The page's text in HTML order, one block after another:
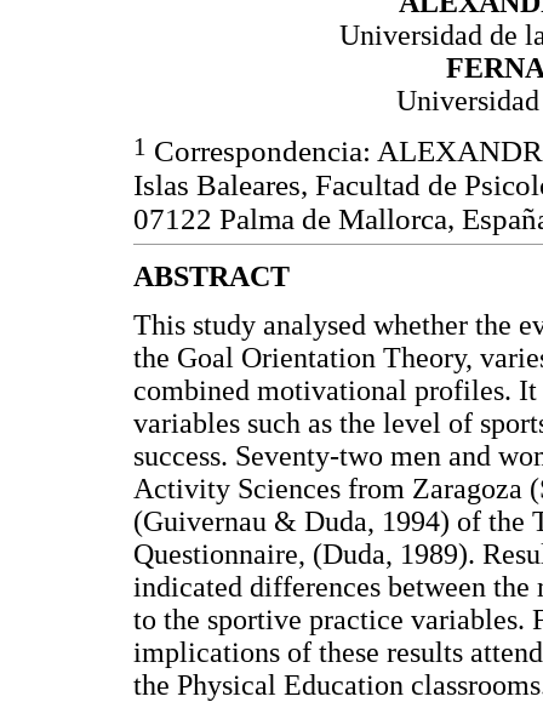
Universidad de
Universidad
1 Correspondencia:
Islas Baleares, Facultad de
07122 Palma de Mallorca,
ABSTRACT
This study analysed whether the
the Goal Orientation Theory,
combined motivational profiles.
variables such as the level of
success. Seventy-two men and
Activity Sciences from Zaragoza
(Guivernau & Duda, 1994) of the
Questionnaire, (Duda, 1989).
indicated differences between
to the sportive practice variables.
implications of these results
the Physical Education